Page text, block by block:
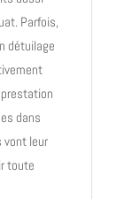
Parfois,
détuilage
dans
vont leur
toute